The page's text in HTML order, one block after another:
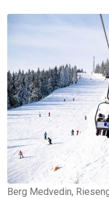
Berg Medvedin,